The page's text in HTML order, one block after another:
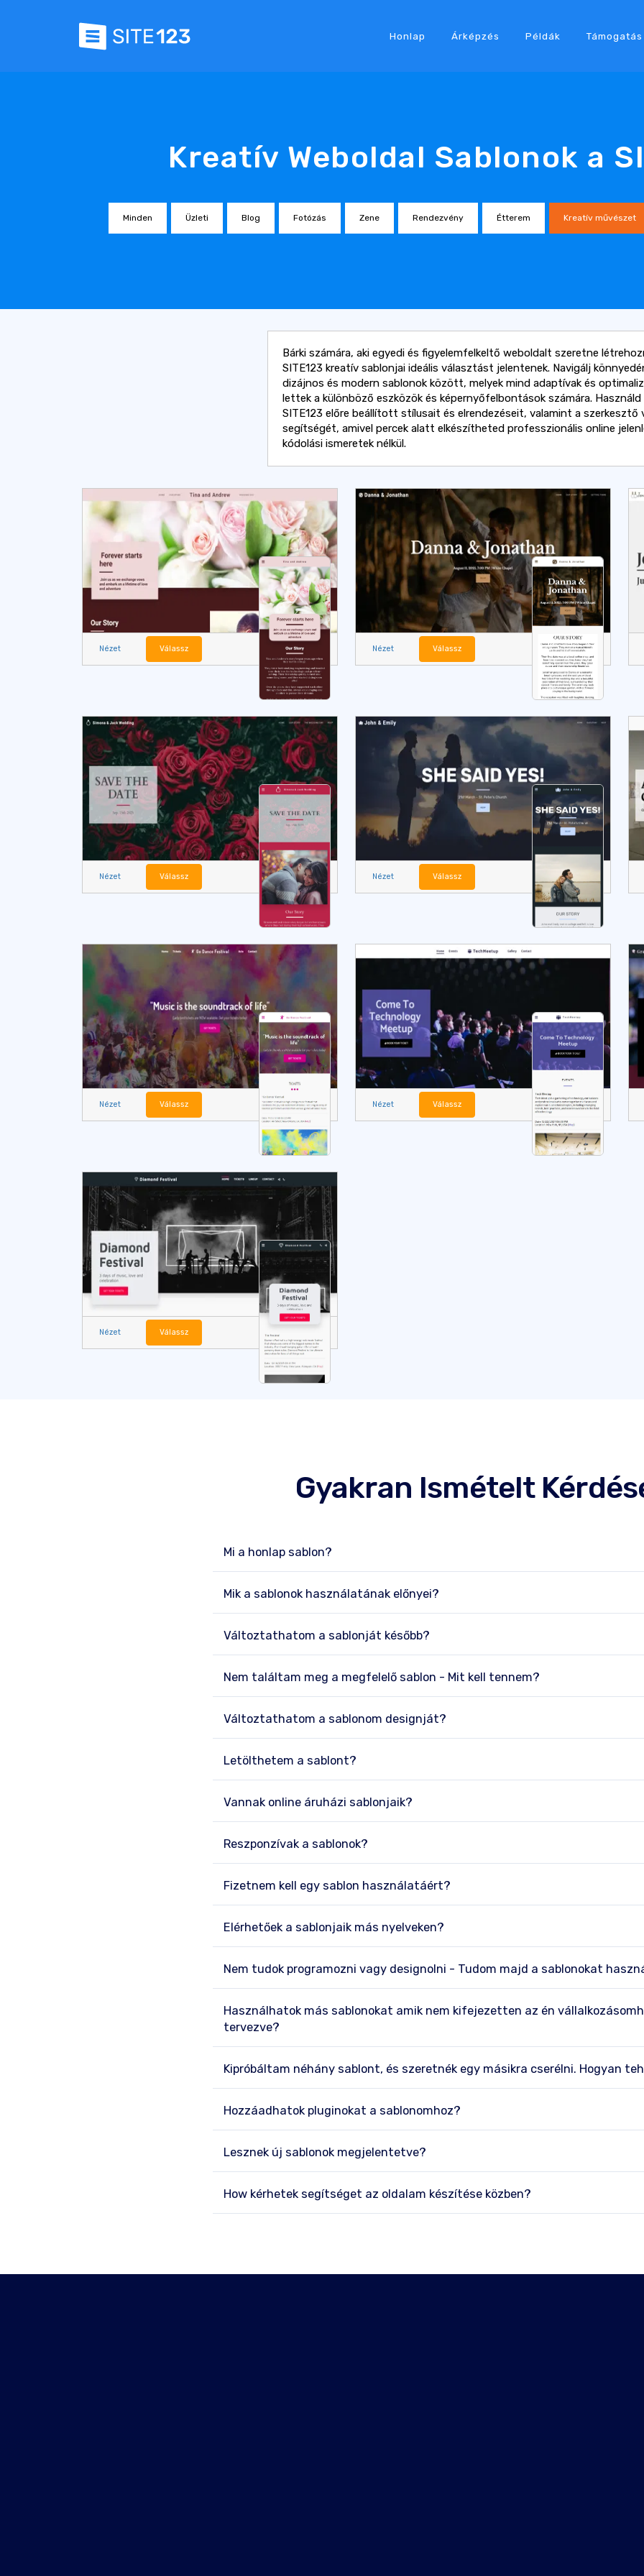
Honlap Árképzés Példák Támogatás
Kreatív Weboldal Sablonok a
Minden Üzleti Blog Fotózás Zene Rendezvény Étterem Kreatív művészet
Bárki számára, aki egyedi és figyelemfelkeltő weboldalt szeretne
SITE123 kreatív sablonjai ideális választást jelentenek. Navigálj
dizájnos és modern sablonok között, melyek mind adaptívak és
lettek a különböző eszközök és képernyőfelbontások számára. Használd
SITE123 előre beállított stílusait és elrendezéseit, valamint a szerkesztő
segítségét, amivel percek alatt elkészítheted professzionális online
kódolási ismeretek nélkül.
Nézet Válassz Nézet Válassz
Nézet Válassz Nézet Válassz
Nézet Válassz Nézet Válassz
Nézet Válassz
Gyakran Ismételt
Mi a honlap sablon?
Mik a sablonok használatának előnyei?
Változtathatom a sablonját később?
Nem találtam meg a megfelelő sablon - Mit kell tennem?
Változtathatom a sablonom designját?
Letölthetem a sablont?
Vannak online áruházi sablonjaik?
Reszponzívak a sablonok?
Fizetnem kell egy sablon használatáért?
Elérhetőek a sablonjaik más nyelveken?
Nem tudok programozni vagy designolni - Tudom majd a sablonokat
Használhatok más sablonokat amik nem kifejezetten az én
tervezve?
Kipróbáltam néhány sablont, és szeretnék egy másikra cserélni. Hogyan
Hozzáadhatok pluginokat a sablonomhoz?
Lesznek új sablonok megjelentetve?
How kérhetek segítséget az oldalam készítése közben?